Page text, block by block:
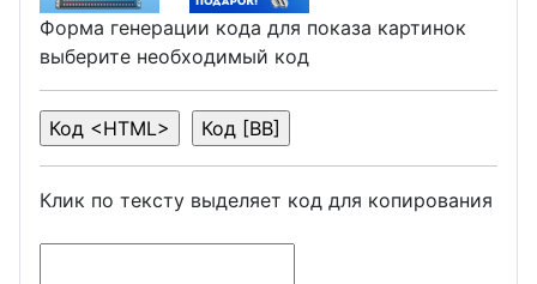
Форма генерации кода для показа картинок
выберите необходимый код
Клик по тексту выделяет код для копирования